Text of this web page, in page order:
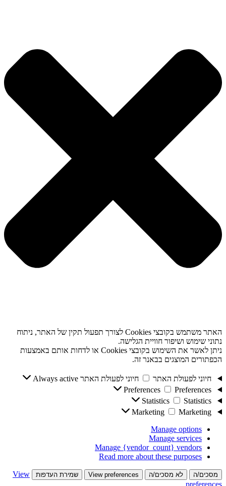
האתר משתמש בקובצי Cookies לצורך תפעול תקין של האתר, ניתוח
נתוני שימוש ושיפור חוויית הגלישה.
ניתן לאשר את השימוש בקובצי Cookies או לדחות אותם באמצעות
הכפתורים המוצגים בבאנר זה.
חיוני לפעולת האתר חיוני לפעולת האתר Always active
Preferences
Preferences
Statistics
Statistics
Marketing
Marketing
Manage options
Manage services
Manage {vendor_count} vendors
Read more about these purposes
מסכים/ה לא מסכים/ה View preferences שמירת העדפות
View
preferences